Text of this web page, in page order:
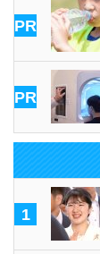
PR
PR
1